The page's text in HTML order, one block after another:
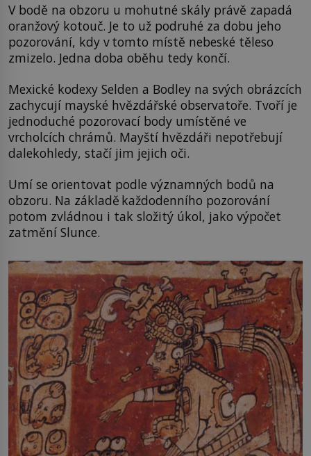
V bodě na obzoru u mohutné skály právě zapadá
oranžový kotouč. Je to už podruhé za dobu jeho
pozorování, kdy v tomto místě nebeské těleso
zmizelo. Jedna doba oběhu tedy končí.
Mexické kodexy Selden a Bodley na svých obrázcích
zachycují mayské hvězdářské observatoře. Tvoří je
jednoduché pozorovací body umístěné ve
vrcholcích chrámů. Mayští hvězdáři nepotřebují
dalekohledy, stačí jim jejich oči.
Umí se orientovat podle významných bodů na
obzoru. Na základě každodenního pozorování
potom zvládnou i tak složitý úkol, jako výpočet
zatmění Slunce.